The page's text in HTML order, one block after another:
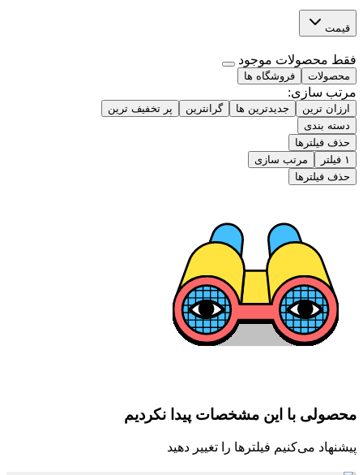
قیمت
فقط محصولات موجود
محصولات فروشگاه ها
مرتب سازی:
ارزان ترین جدیدترین ها گرانترین
پر تخفیف ترین
دسته بندی
حذف فیلترها
۱ فیلتر
مرتب سازی
حذف فیلترها
محصولی با این مشخصات پیدا نکردیم
پیشنهاد می‌کنیم فیلترها را تغییر دهید